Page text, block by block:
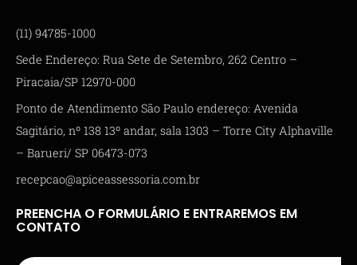
(11) 94785-1000
Sede Endereço: Rua Sete de Setembro, 262 Centro –
Piracaia/SP 12970-000
Ponto de Atendimento São Paulo endereço: Avenida
Sagitário, nº 138 13º andar, sala 1303 – Torre City Alphaville
– Barueri/ SP 06473-073
recepcao@apiceassessoria.com.br
PREENCHA O FORMULÁRIO E ENTRAREMOS EM
CONTATO